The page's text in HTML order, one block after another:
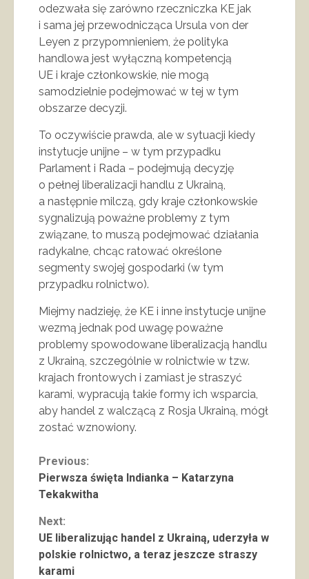
odezwała się zarówno rzeczniczka KE jak
i sama jej przewodnicząca Ursula von der
Leyen z przypomnieniem, że polityka
handlowa jest wyłączną kompetencją
UE i kraje członkowskie, nie mogą
samodzielnie podejmować w tej w tym
obszarze decyzji.
To oczywiście prawda, ale w sytuacji kiedy
instytucje unijne – w tym przypadku
Parlament i Rada – podejmują decyzję
o pełnej liberalizacji handlu z Ukrainą,
a następnie milczą, gdy kraje członkowskie
sygnalizują poważne problemy z tym
związane, to muszą podejmować działania
radykalne, chcąc ratować określone
segmenty swojej gospodarki (w tym
przypadku rolnictwo).
Miejmy nadzieję, że KE i inne instytucje unijne
wezmą jednak pod uwagę poważne
problemy spowodowane liberalizacją handlu
z Ukrainą, szczególnie w rolnictwie w tzw.
krajach frontowych i zamiast je straszyć
karami, wypracują takie formy ich wsparcia,
aby handel z walczącą z Rosja Ukrainą, mógł
zostać wznowiony.
Continue
Reading
Previous:
Pierwsza święta Indianka – Katarzyna
Tekakwitha
Next:
UE liberalizując handel z Ukrainą, uderzyła w
polskie rolnictwo, a teraz jeszcze straszy
karami